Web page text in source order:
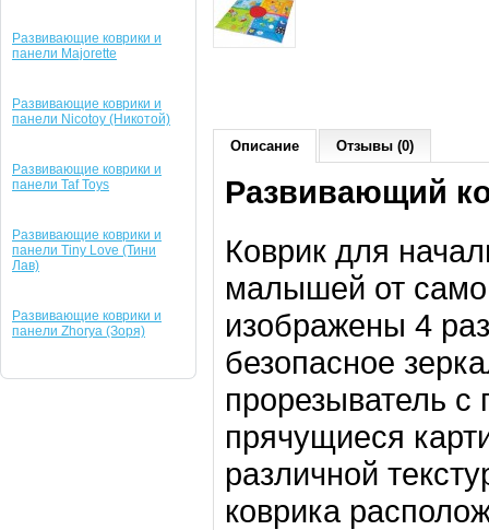
Развивающие коврики и
панели Majorette
Развивающие коврики и
панели Nicotoy (Никотой)
Развивающие коврики и
панели Taf Toys
Развивающие коврики и
панели Tiny Love (Тини
Лав)
Развивающие коврики и
панели Zhorya (Зоря)
Описание Отзывы (0)
Развивающий
Коврик для
малышей от
изображены 4
безопасное
прорезыватель с
прячущиеся
различной
коврика